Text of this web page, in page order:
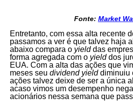
Fonte: Market
Entretanto, com essa alta recente
passamos a ver é que talvez haja
abaixo compara o yielddas
forma agregada com o yielddos
EUA. Com a alta das ações que
meses seu dividend yielddiminuiu
ações talvez deixe de ser a única
acaso vimos um desempenho
acionários nessa semana que